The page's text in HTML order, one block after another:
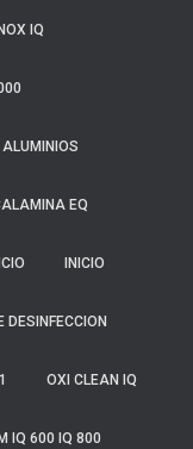
IQ
EQ
INICIO
DESINFECCION
OXI CLEAN IQ
IQ 600 IQ 800